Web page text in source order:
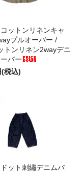
ットンリネンキャ
プルオーバー /
トンリネン2wayデニ
バー
税込)
ット刺繡デニムパ